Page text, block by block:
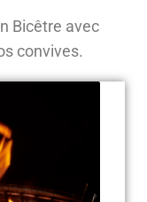
Bicêtre avec
convives.